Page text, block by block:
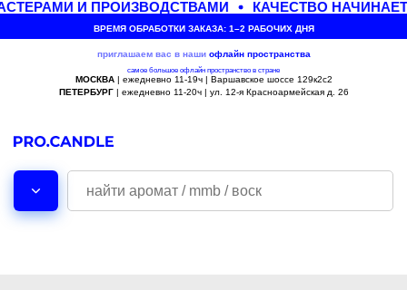
И ПРОИЗВОДСТВАМИ КАЧЕСТВО
ВРЕМЯ ОБРАБОТКИ ЗАКАЗА: 1–2 РАБОЧИХ ДНЯ
приглашаем вас в наши офлайн пространства
самое большое офлайн пространство в стране
МОСКВА| ежедневно 11-19ч | Варшавское шоссе 129к2с2
ПЕТЕРБУРГ| ежедневно 11-20ч | ул. 12-я Красноармейская д. 26